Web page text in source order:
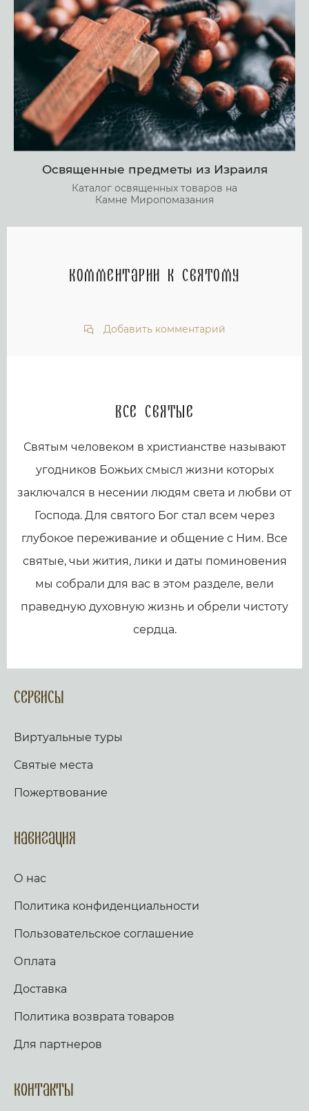
Освященные предметы из Израиля
Каталог освященных товаров на
Камне Миропомазания
Комментарии к святому
Добавить комментарий
Все святые
Святым человеком в христианстве называют
угодников Божьих смысл жизни которых
заключался в несении людям света и любви от
Господа. Для святого Бог стал всем через
глубокое переживание и общение с Ним. Все
святые, чьи жития, лики и даты поминовения
мы собрали для вас в этом разделе, вели
праведную духовную жизнь и обрели чистоту
сердца.
Сервисы
Виртуальные туры
Святые места
Пожертвование
Навигация
О нас
Политика конфиденциальности
Пользовательское соглашение
Оплата
Доставка
Политика возврата товаров
Для партнеров
Контакты